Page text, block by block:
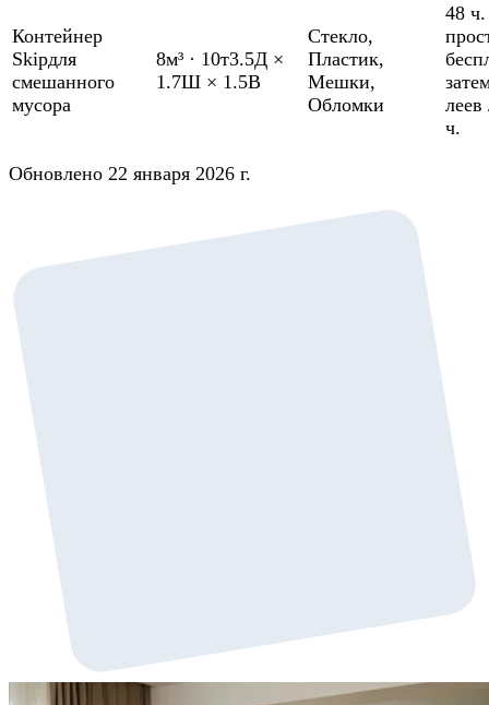
Контейнер
Skipдля
смешанного
мусора
8м³ · 10т3.5Д ×
1.7Ш × 1.5В
Стекло,
Пластик,
Мешки,
Обломки
48 ч.
леев
ч.
Обновлено 22 января 2026 г.